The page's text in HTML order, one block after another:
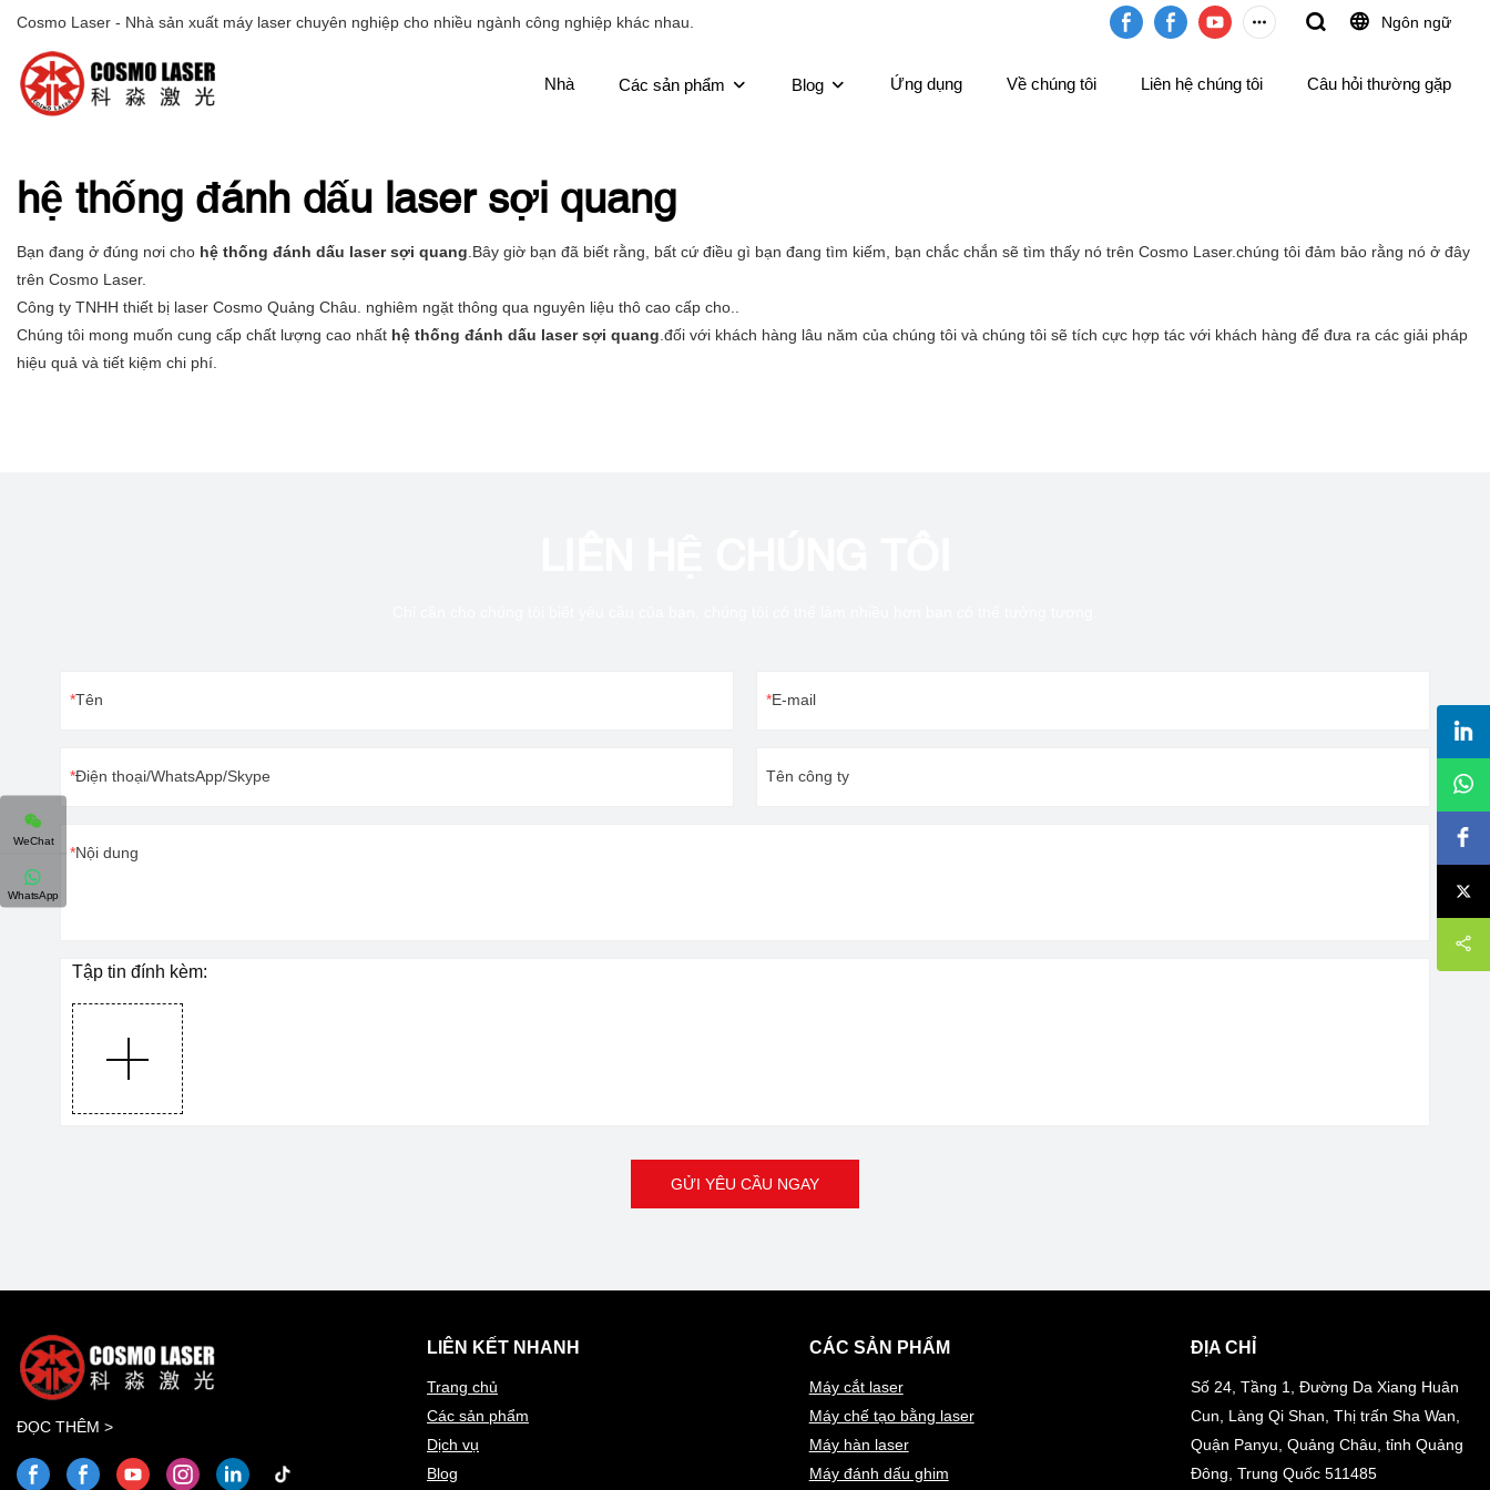
Cosmo Laser - Nhà sản xuất máy laser chuyên nghiệp cho nhiều ngành công nghiệp khác nhau. Ngôn ngữ
Nhà Các sản phẩm Blog Ứng dụng Về chúng tôi Liên hệ chúng tôi Câu hỏi thường gặp
hệ thống đánh dấu laser sợi quang
Bạn đang ở đúng nơi cho hệ thống đánh dấu laser sợi quang.Bây giờ bạn đã biết rằng, bất cứ điều gì bạn đang tìm kiếm, bạn chắc chắn sẽ tìm thấy nó trên Cosmo Laser.chúng tôi đảm bảo rằng nó ở đây
trên Cosmo Laser.
Công ty TNHH thiết bị laser Cosmo Quảng Châu. nghiêm ngặt thông qua nguyên liệu thô cao cấp cho..
Chúng tôi mong muốn cung cấp chất lượng cao nhất hệ thống đánh dấu laser sợi quang.đối với khách hàng lâu năm của chúng tôi và chúng tôi sẽ tích cực hợp tác với khách hàng để đưa ra các giải pháp
hiệu quả và tiết kiệm chi phí.
Tên E-mail
Điện thoại/WhatsApp/Skype Tên công ty
Nội dung
Tập tin đính kèm:
GỬI YÊU CẦU NGAY
ĐỌC THÊM >
LIÊN KẾT NHANH
Trang chủ
Các sản phẩm
Dịch vụ
Blog
CÁC SẢN PHẨM
Máy cắt laser
Máy chế tạo bằng laser
Máy hàn laser
Máy đánh dấu ghim
ĐỊA CHỈ
Số 24, Tầng 1, Đường Da Xiang Huân
Cun, Làng Qi Shan, Thị trấn Sha Wan,
Quận Panyu, Quảng Châu, tỉnh Quảng
Đông, Trung Quốc 511485
WeChat
WhatsApp